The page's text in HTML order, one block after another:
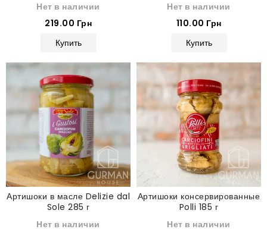
Нет в наличии
219.00 Грн
Купить
Нет в наличии
110.00 Грн
Купить
Артишоки в масле Delizie dal
Sole 285 г
Нет в наличии
Артишоки консервированные
Polli 185 г
Нет в наличии